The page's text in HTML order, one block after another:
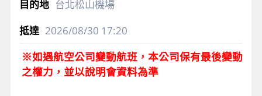
台北松山機場
2026/08/30 17:20
※如遇航空公司變動航班，本公司保有最後變動
之權力，並以說明會資料為準